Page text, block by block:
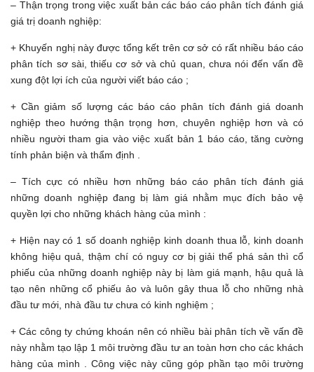
– Thận trọng trong việc xuất bản các báo cáo phân tích đánh giá
giá trị doanh nghiệp:
+ Khuyến nghị này được tổng kết trên cơ sở có rất nhiều báo cáo
phân tích sơ sài, thiếu cơ sở và chủ quan, chưa nói đến vấn đề
xung đột lợi ích của người viết báo cáo ;
+ Cần giảm số lượng các báo cáo phân tích đánh giá doanh
nghiệp theo hướng thận trọng hơn, chuyên nghiệp hơn và có
nhiều người tham gia vào việc xuất bản 1 báo cáo, tăng cường
tính phản biện và thẩm định .
– Tích cực có nhiều hơn những báo cáo phân tích đánh giá
những doanh nghiệp đang bị làm giá nhằm mục đích bảo vệ
quyền lợi cho những khách hàng của mình :
+ Hiện nay có 1 số doanh nghiệp kinh doanh thua lỗ, kinh doanh
không hiệu quả, thậm chí có nguy cơ bị giải thể phá sản thì cổ
phiếu của những doanh nghiệp này bị làm giá mạnh, hậu quả là
tạo nên những cổ phiếu ảo và luôn gây thua lỗ cho những nhà
đầu tư mới, nhà đầu tư chưa có kinh nghiệm ;
+ Các công ty chứng khoán nên có nhiều bài phân tích về vấn đề
này nhằm tạo lập 1 môi trường đầu tư an toàn hơn cho các khách
hàng của mình . Công việc này cũng góp phần tạo môi trường